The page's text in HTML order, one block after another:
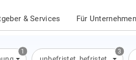
& Services Für Unternehmen
1 3